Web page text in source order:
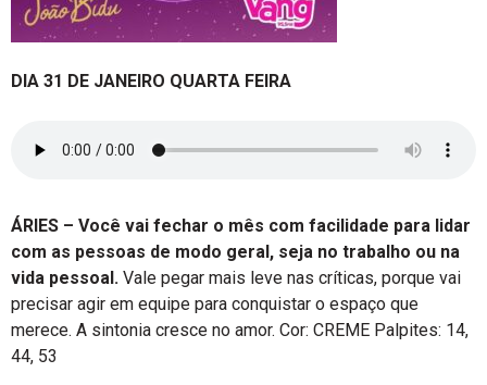
DIA 31 DE JANEIRO QUARTA FEIRA
ÁRIES – Você vai fechar o mês com facilidade para lidar
com as pessoas de modo geral, seja no trabalho ou na
vida pessoal. Vale pegar mais leve nas críticas, porque vai
precisar agir em equipe para conquistar o espaço que
merece. A sintonia cresce no amor. Cor: CREME Palpites: 14,
44, 53